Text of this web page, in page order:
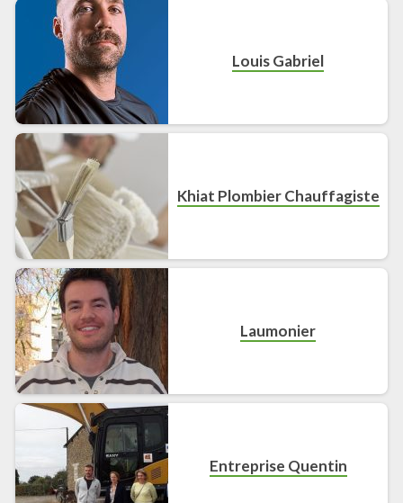
Louis Gabriel
Khiat Plombier Chauffagiste
Laumonier
Entreprise Quentin